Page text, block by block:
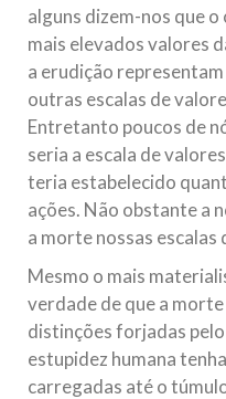
alguns dizem-nos que
mais elevados valores
a erudição
outras escalas de
Entretanto poucos de
seria a escala de
teria estabelecido
ações. Não obstante a
a morte nossas
Mesmo o mais
verdade de que a
distinções forjadas
estupidez humana
carregadas até o